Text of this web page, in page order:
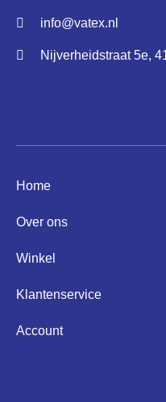
info@vatex.nl
Nijverheidstraat 5e,
Home
Over ons
Winkel
Klantenservice
Account